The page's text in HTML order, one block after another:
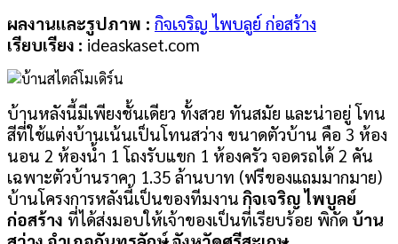
ผลงานและรูปภาพ : กิจเจริญ ไพบลูย์ ก่อสร้าง
เรียบเรียง : ideaskaset.com
บ้านหลังนี้มีเพียงชั้นเดียว ทั้งสวย ทันสมัย และน่าอยู่ โทน
สีที่ใช้แต่งบ้านเน้นเป็นโทนสว่าง ขนาดตัวบ้าน คือ 3 ห้อง
นอน 2 ห้องน้ำ 1 โถงรับแขก 1 ห้องครัว จอดรถได้ 2 คัน
เฉพาะตัวบ้านราคา 1.35 ล้านบาท (ฟรีของแถมมากมาย)
บ้านโครงการหลังนี้เป็นของทีมงาน กิจเจริญ ไพบูลย์
ก่อสร้าง ที่ได้ส่งมอบให้เจ้าของเป็นที่เรียบร้อย พิกัด บ้าน